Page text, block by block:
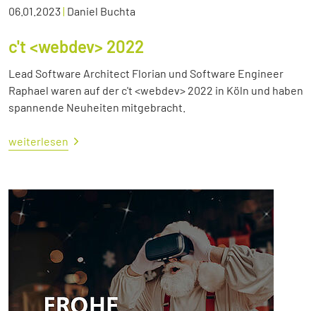
06.01.2023| Daniel Buchta
c't <webdev> 2022
Lead Software Architect Florian und Software Engineer
Raphael waren auf der c't <webdev> 2022 in Köln und haben
spannende Neuheiten mitgebracht.
weiterlesen